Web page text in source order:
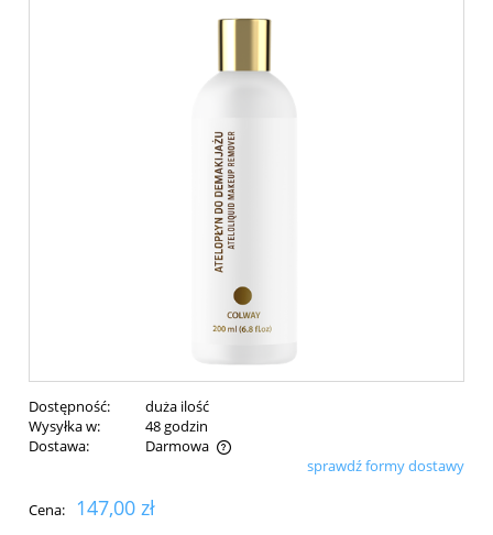
Dostępność:
duża ilość
Wysyłka w:
48 godzin
Dostawa:
Darmowa
Cena nie zawiera ewentualnych kosztów płatnościsprawdź formy dostawy
Cena: 147,00 zł